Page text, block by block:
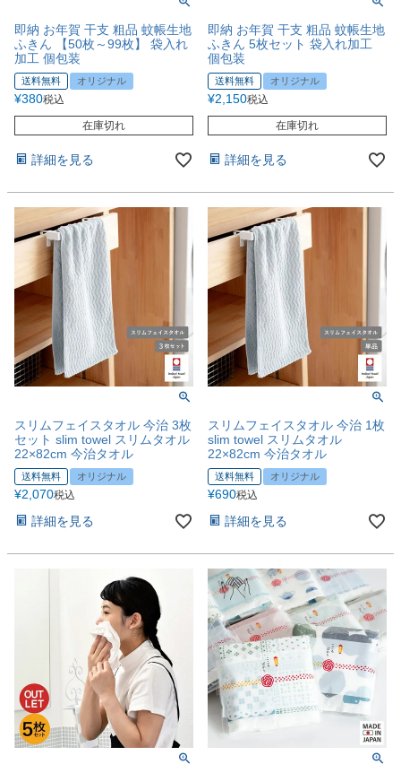
即納 お年賀 干支 粗品 蚊帳生地
ふきん 【50枚～99枚】 袋入れ
加工 個包装
送料無料 オリジナル
¥380税込
在庫切れ
詳細を見る
即納 お年賀 干支 粗品 蚊帳生地
ふきん 5枚セット 袋入れ加工
個包装
送料無料 オリジナル
¥2,150税込
在庫切れ
詳細を見る
スリムフェイスタオル 今治 3枚
セット slim towel スリムタオル
22×82cm 今治タオル
送料無料 オリジナル
¥2,070税込
詳細を見る
スリムフェイスタオル 今治 1枚
slim towel スリムタオル
22×82cm 今治タオル
送料無料 オリジナル
¥690税込
詳細を見る